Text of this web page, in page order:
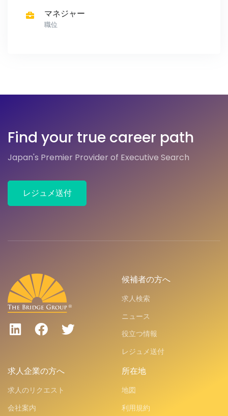
マネジャー
職位
Find your true career path
Japan's Premier Provider of Executive Search
レジュメ送付
候補者の方へ
求人検索
ニュース
役立つ情報
レジュメ送付
求人企業の方へ
求人のリクエスト
会社案内
所在地
地図
利用規約